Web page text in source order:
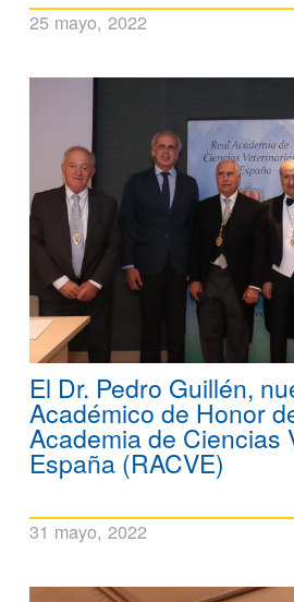
25 mayo, 2022
El Dr. Pedro Guillén,
Académico de Honor
Academia de Ciencias
España (RACVE)
31 mayo, 2022